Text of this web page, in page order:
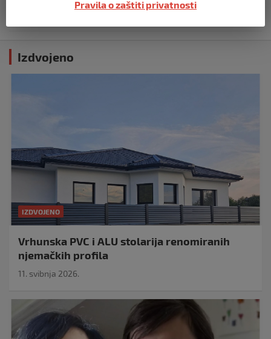
Izdvojeno
IZDVOJENO
Vrhunska PVC i ALU stolarija renomiranih
njemačkih profila
11. svibnja 2026.
Pravila o zaštiti privatnosti